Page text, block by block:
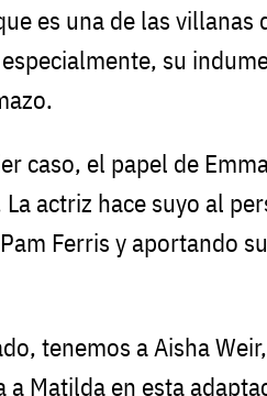
es una de las villanas
su
caso, el papel de
actriz hace suyo al
Ferris y aportando
tenemos a Aisha
a Matilda en esta